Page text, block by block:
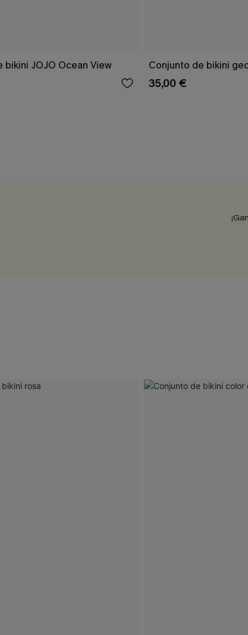
bikini JOJO Ocean View Conjunto de bikini
35,00 €